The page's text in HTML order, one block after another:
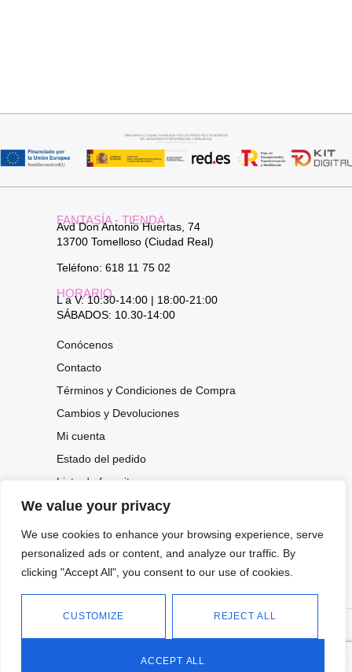
We value your privacy
We use cookies to enhance your browsing experience, serve
personalized ads or content, and analyze our traffic. By
clicking "Accept All", you consent to our use of cookies.
CUSTOMIZE REJECT ALL
ACCEPT ALL
FANTASÍA - TIENDA
Avd Don Antonio Huertas, 74
13700 Tomelloso (Ciudad Real)
Teléfono: 618 11 75 02
HORARIO
L a V: 10:30-14:00 | 18:00-21:00
SÁBADOS: 10.30-14:00
Conócenos
Contacto
Términos y Condiciones de Compra
Cambios y Devoluciones
Mi cuenta
Estado del pedido
Lista de favoritos
CONOCE NUESTRAS NOVEDADES,
OFERTAS...
2026.